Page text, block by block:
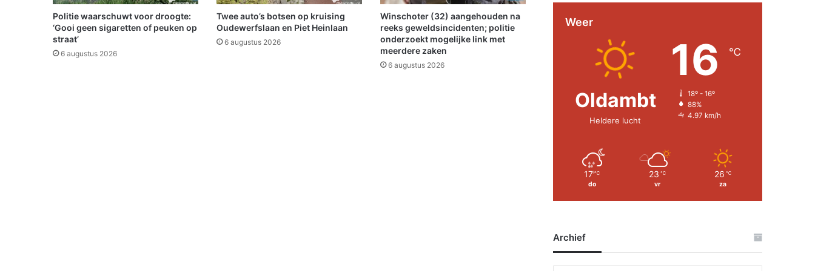
n
t
Politie waarschuwt voor droogte:
‘Gooi geen sigaretten of peuken op
straat’
6 augustus 2026
Twee auto’s botsen op kruising
Oudewerfslaan en Piet Heinlaan
6 augustus 2026
Winschoter (32) aangehouden na
reeks geweldsincidenten; politie
onderzoekt mogelijke link met
meerdere zaken
6 augustus 2026
Weer
Oldambt
Heldere lucht
16 ℃
18º - 16º
88%
4.97 km/h
17 ℃
do
23 ℃
vr
26 ℃
za
Archief